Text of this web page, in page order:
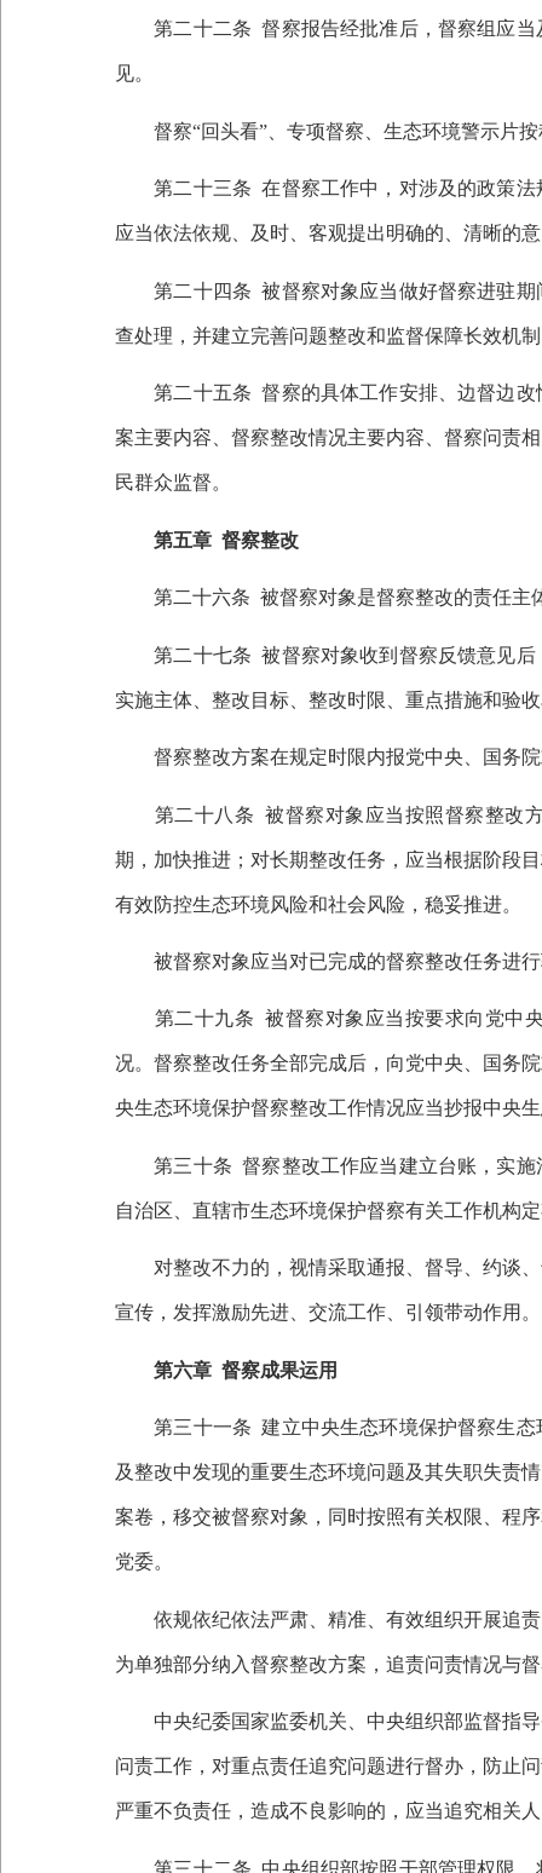
第二十二条 督察报告经批准后，督察组应
见。
督察“回头看”、专项督察、生态环境警示片
第二十三条 在督察工作中，对涉及的政策
应当依法依规、及时、客观提出明确的、清晰的
第二十四条 被督察对象应当做好督察进驻
查处理，并建立完善问题整改和监督保障长效机
第二十五条 督察的具体工作安排、边督边
案主要内容、督察整改情况主要内容、督察问责
民群众监督。
第五章 督察整改
第二十六条 被督察对象是督察整改的责任主
第二十七条 被督察对象收到督察反馈意见
实施主体、整改目标、整改时限、重点措施和验
督察整改方案在规定时限内报党中央、国务院
第二十八条 被督察对象应当按照督察整改
期，加快推进；对长期整改任务，应当根据阶段
有效防控生态环境风险和社会风险，稳妥推进。
被督察对象应当对已完成的督察整改任务进行
第二十九条 被督察对象应当按要求向党中
况。督察整改任务全部完成后，向党中央、国务
央生态环境保护督察整改工作情况应当抄报中央
第三十条 督察整改工作应当建立台账，实
自治区、直辖市生态环境保护督察有关工作机构
对整改不力的，视情采取通报、督导、约谈、
宣传，发挥激励先进、交流工作、引领带动作用。
第六章 督察成果运用
第三十一条 建立中央生态环境保护督察生
及整改中发现的重要生态环境问题及其失职失责
案卷，移交被督察对象，同时按照有关权限、程
党委。
依规依纪依法严肃、精准、有效组织开展追责
为单独部分纳入督察整改方案，追责问责情况与
中央纪委国家监委机关、中央组织部监督指导
问责工作，对重点责任追究问题进行督办，防止
严重不负责任，造成不良影响的，应当追究相关
第三十二条 中央组织部按照干部管理权限